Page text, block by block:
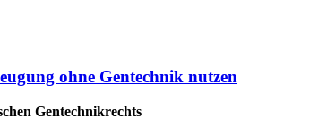
ohne Gentechnik nutzen
Gentechnikrechts